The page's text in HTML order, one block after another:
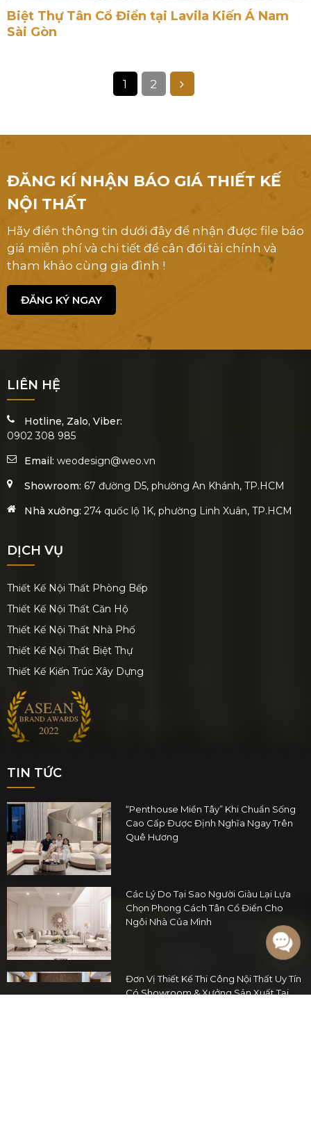
Biệt Thự Tân Cổ Điển tại Lavila Kiến Á Nam
Sài Gòn
1 2
ĐĂNG KÍ NHẬN BÁO GIÁ THIẾT KẾ
NỘI THẤT
Hãy điền thông tin dưới đây để nhận được file báo
giá miễn phí và chi tiết để cân đối tài chính và
tham khảo cùng gia đình !
ĐĂNG KÝ NGAY
LIÊN HỆ
Hotline, Zalo, Viber:
0902 308 985
Email: weodesign@weo.vn
Showroom: 67 đường D5, phường An Khánh, TP.HCM
Nhà xưởng: 274 quốc lộ 1K, phường Linh Xuân, TP.HCM
DỊCH VỤ
Thiết Kế Nội Thất Phòng Bếp
Thiết Kế Nội Thất Căn Hộ
Thiết Kế Nội Thất Nhà Phố
Thiết Kế Nội Thất Biệt Thự
Thiết Kế Kiến Trúc Xây Dựng
TIN TỨC
“Penthouse Miền Tây” Khi Chuẩn Sống
Cao Cấp Được Định Nghĩa Ngay Trên
Quê Hương
Các Lý Do Tại Sao Người Giàu Lại Lựa
Chọn Phong Cách Tân Cổ Điển Cho
Ngôi Nhà Của Mình
Đơn Vị Thiết Kế Thi Công Nội Thất Uy Tín
Có Showroom & Xưởng Sản Xuất Tại